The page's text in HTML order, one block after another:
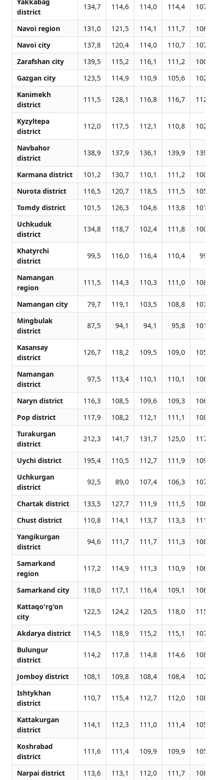
district
134,7 114,6 114,0 114,4 107,0
Navoi region 131,0 121,5 114,1 111,7
106,3
Navoi city
137,8 120,4 114,0 110,7
107,1
Zarafshan city
139,5 115,2 116,1 111,2
100,6
Gazgan city
123,5 114,9 110,9 105,6
102,9
Kanimekh
district
111,5 128,1 116,8 116,7 112,6
Kyzyltepa
district
112,0 117,5 112,1 110,8 102,9
Navbahor
district
138,9 137,9 136,1 139,9 139,1
Karmana district 101,2 130,7 110,1 111,2
100,2
Nurota district
116,5 120,7 118,5 111,5
105,2
Tomdy district
101,5 126,3 104,6 113,8
101,9
Uchkuduk
district
134,8 118,7 102,4 111,8 100,6
Khatyrchi
district
99,5 116,0 116,4 110,4 99,5
Namangan
region
111,5 114,3 110,3 111,0 108,5
Namangan city 79,7 119,1 103,5 108,8
107,9
Mingbulak
district
87,5 94,1 94,1 95,8 101,7
Kasansay
district
126,7 118,2 109,5 109,0 105,5
Namangan
district
97,5 113,4 110,1 110,1 106,7
Naryn district 116,3 108,5 109,6 109,3
106,9
Pop district
117,9 108,2 112,1 111,1
108,0
Turakurgan
district
212,3 141,7 131,7 125,0 117,7
Uychi district 195,4 110,5 112,7 111,9
109,3
Uchkurgan
district
92,5 89,0 107,4 106,3 107,1
Chartak district 133,5 127,7 111,9 111,5
108,4
Chust district
110,8 114,1 113,7 113,3
111,4
Yangikurgan
district
94,6 111,7 111,7 111,3 108,4
Samarkand
region
117,2 114,9 111,3 110,9 106,8
Samarkand city 118,0 117,1 116,4 109,1
106,2
Kattaqo'rg'on
city
122,5 124,2 120,5 118,0 115,4
Akdarya district 114,5 118,9 115,2 115,1
107,8
Bulungur
district
114,2 117,8 114,8 114,6 108,4
Jomboy district 108,1 109,8 108,4 108,4
102,9
Ishtykhan
district
110,7 115,4 112,7 112,0 108,1
Kattakurgan
district
114,1 112,3 111,0 111,4 105,3
Koshrabad
district
111,6 111,4 109,9 109,9 105,5
Narpai district 113,6 113,1 112,0 111,7
108,6